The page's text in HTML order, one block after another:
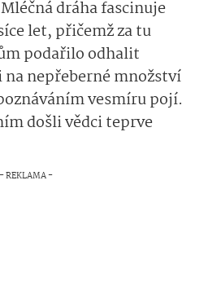
dráha fascinuje
let, přičemž za tu
podařilo odhalit
na nepřeberné množství
vesmíru pojí.
došli vědci teprve